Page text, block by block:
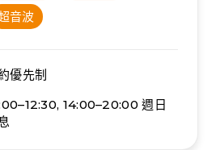
音波
優先制
14:00–20:00 週日